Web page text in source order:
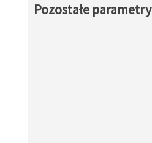
Pozostałe parametry